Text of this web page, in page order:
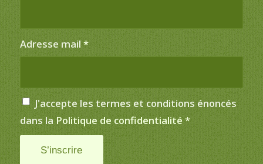
Adresse mail *
J'accepte les termes et conditions énoncés
dans la Politique de confidentialité *